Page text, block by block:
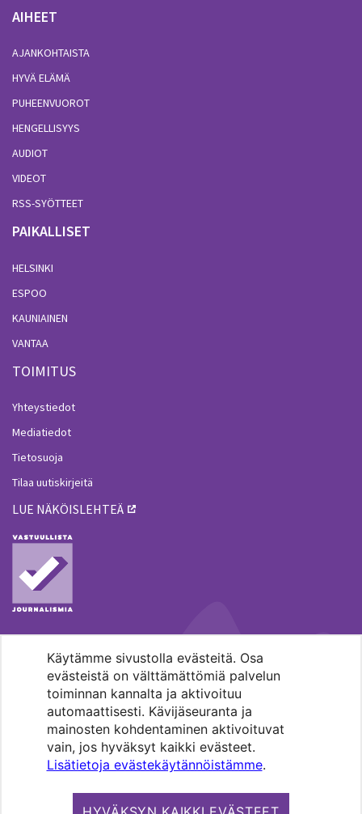
Käytämme sivustolla evästeitä. Osa
evästeistä on välttämättömiä palvelun
toiminnan kannalta ja aktivoituu
automaattisesti. Kävijäseuranta ja
mainosten kohdentaminen aktivoituvat
vain, jos hyväksyt kaikki evästeet.
Lisätietoja evästekäytännöistämme.
AIHEET
AJANKOHTAISTA
HYVÄ ELÄMÄ
PUHEENVUOROT
HENGELLISYYS
AUDIOT
VIDEOT
RSS-SYÖTTEET
PAIKALLISET
HELSINKI
ESPOO
KAUNIAINEN
VANTAA
TOIMITUS
Yhteystiedot
Mediatiedot
Tietosuoja
Tilaa uutiskirjeitä
LUE NÄKÖISLEHTEÄ
MENOHAKU
Pääkaupunkiseudun evankelis-
luterilaisten seurakuntien media.